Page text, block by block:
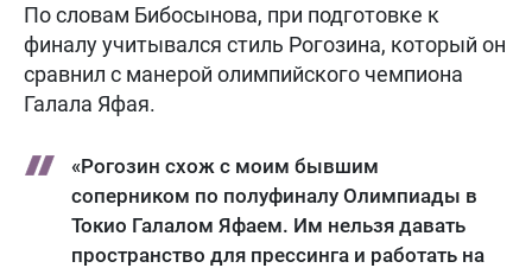
По словам Бибосынова, при подготовке к
финалу учитывался стиль Рогозина, который он
сравнил с манерой олимпийского чемпиона
Галала Яфая.
«Рогозин схож с моим бывшим
соперником по полуфиналу Олимпиады в
Токио Галалом Яфаем. Им нельзя давать
пространство для прессинга и работать на